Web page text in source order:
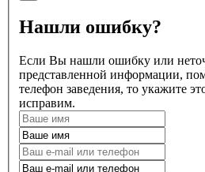
Нашли ошибку?
Если Вы нашли ошибку или
представленной информации,
телефон заведения, то укажите
исправим.